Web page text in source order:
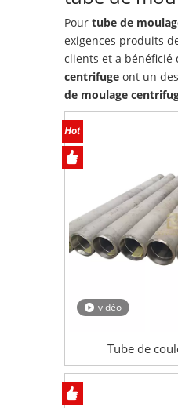
Pour tube de
exigences produits
clients et a bénéficié
centrifuge ont un
de moulage
vidéo
Tube de